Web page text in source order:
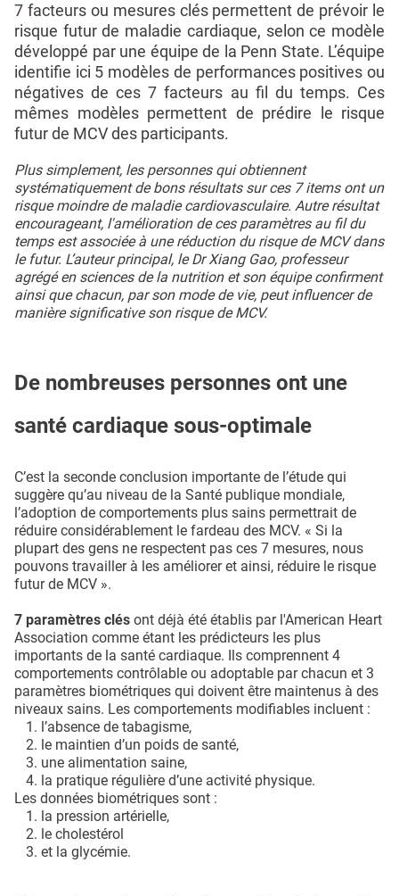
7 facteurs ou mesures clés permettent de prévoir le
risque futur de maladie cardiaque, selon ce modèle
développé par une équipe de la Penn State. L’équipe
identifie ici 5 modèles de performances positives ou
négatives de ces 7 facteurs au fil du temps. Ces
mêmes modèles permettent de prédire le risque
futur de MCV des participants.
Plus simplement, les personnes qui obtiennent
systématiquement de bons résultats sur ces 7 items ont un
risque moindre de maladie cardiovasculaire. Autre résultat
encourageant, l'amélioration de ces paramètres au fil du
temps est associée à une réduction du risque de MCV dans
le futur. L’auteur principal, le Dr Xiang Gao, professeur
agrégé en sciences de la nutrition et son équipe confirment
ainsi que chacun, par son mode de vie, peut influencer de
manière significative son risque de MCV.
De nombreuses personnes ont une
santé cardiaque sous-optimale
C’est la seconde conclusion importante de l’étude qui
suggère qu’au niveau de la Santé publique mondiale,
l’adoption de comportements plus sains permettrait de
réduire considérablement le fardeau des MCV. « Si la
plupart des gens ne respectent pas ces 7 mesures, nous
pouvons travailler à les améliorer et ainsi, réduire le risque
futur de MCV ».
7 paramètres clés ont déjà été établis par l'American Heart
Association comme étant les prédicteurs les plus
importants de la santé cardiaque. Ils comprennent 4
comportements contrôlable ou adoptable par chacun et 3
paramètres biométriques qui doivent être maintenus à des
niveaux sains. Les comportements modifiables incluent :
l’absence de tabagisme,
le maintien d’un poids de santé,
une alimentation saine,
la pratique régulière d’une activité physique.
Les données biométriques sont :
la pression artérielle,
le cholestérol
et la glycémie.